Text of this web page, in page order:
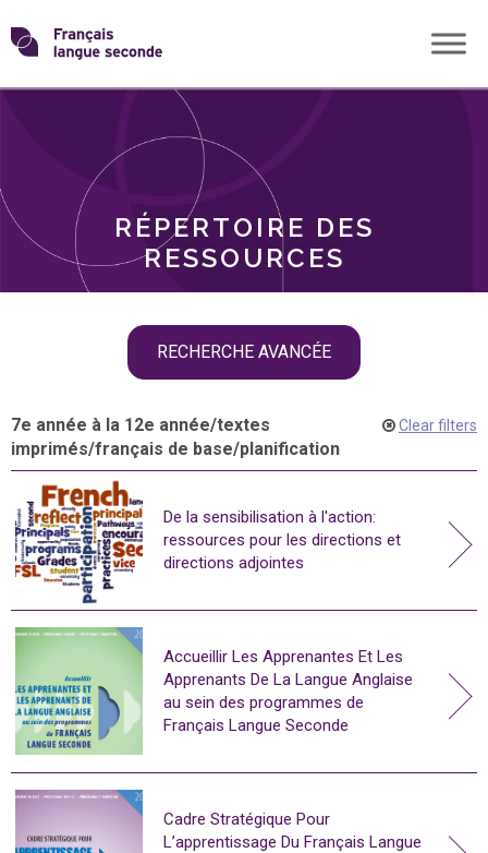
Skip
toTransformons
langue
RÉPERTOIRE DES
RESSOURCES
RECHERCHE AVANCÉE
THÈMES
7e année à la 12e année/textes
imprimés/français de base/planification
Clear filters
De la sensibilisation à l'action:
ressources pour les directions et
directions adjointes
Accueillir Les Apprenantes Et Les
Apprenants De La Langue Anglaise
au sein des programmes de
Français Langue Seconde
Cadre Stratégique Pour
L’apprentissage Du Français Langue